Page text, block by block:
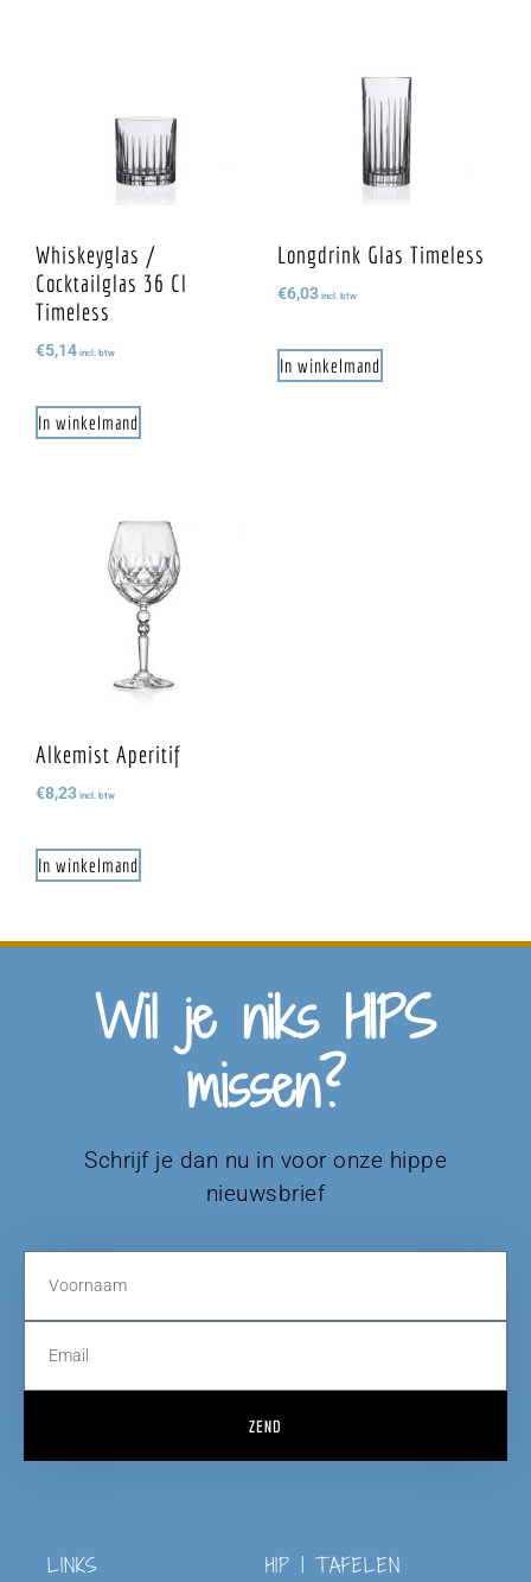
Whiskeyglas /
Cocktailglas 36 Cl
Timeless
€5,14 incl. btw
In winkelmand
Longdrink Glas Timeless
€6,03 incl. btw
In winkelmand
Alkemist Aperitif
€8,23 incl. btw
In winkelmand
Wil je niks HIPS
missen?
Schrijf je dan nu in voor onze hippe
nieuwsbrief
ZEND
LINKS HIP | TAFELEN